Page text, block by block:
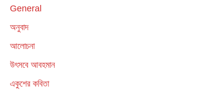
General
অনুবাদ
আলোচনা
উৎসবে আবহমান
একুশের কবিতা